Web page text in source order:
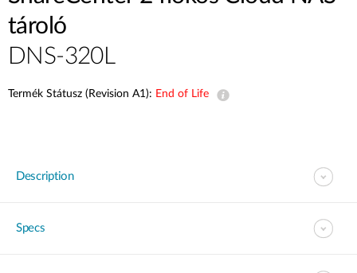
tároló
DNS-320L
Termék Státusz (Revision A1): End of Life
Description
Specs